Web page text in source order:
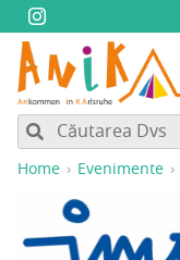
Home Evenimente